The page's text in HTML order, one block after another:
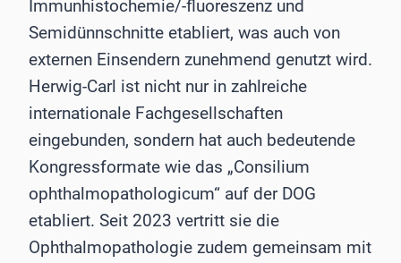
Immunhistochemie/-fluoreszenz und
Semidünnschnitte etabliert, was auch von
externen Einsendern zunehmend genutzt wird.
Herwig-Carl ist nicht nur in zahlreiche
internationale Fachgesellschaften
eingebunden, sondern hat auch bedeutende
Kongressformate wie das „Consilium
ophthalmopathologicum“ auf der DOG
etabliert. Seit 2023 vertritt sie die
Ophthalmopathologie zudem gemeinsam mit